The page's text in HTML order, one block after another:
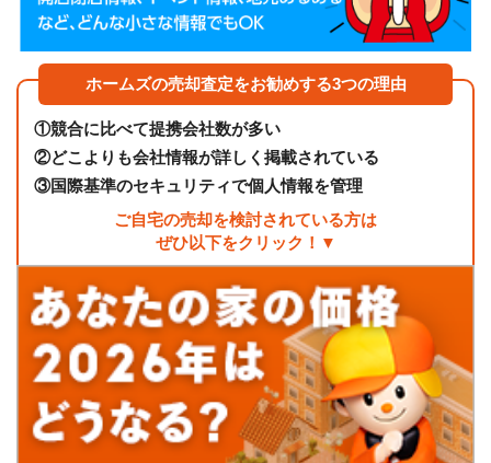
ホームズの売却査定をお勧めする3つの理由
①競合に比べて提携会社数が多い
②どこよりも会社情報が詳しく掲載されている
③国際基準のセキュリティで個人情報を管理
ご自宅の売却を検討されている方は
ぜひ以下をクリック！▼